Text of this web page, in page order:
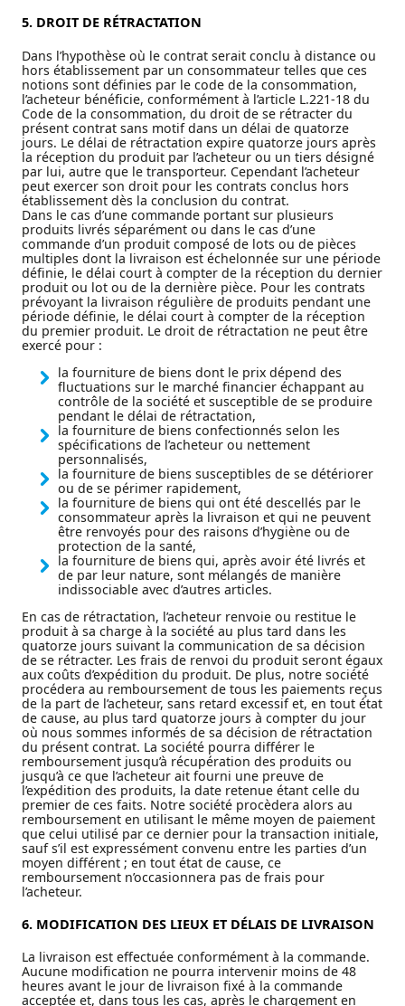
5. DROIT DE RÉTRACTATION
Dans l’hypothèse où le contrat serait conclu à distance ou
hors établissement par un consommateur telles que ces
notions sont définies par le code de la consommation,
l’acheteur bénéficie, conformément à l’article L.221-18 du
Code de la consommation, du droit de se rétracter du
présent contrat sans motif dans un délai de quatorze
jours. Le délai de rétractation expire quatorze jours après
la réception du produit par l’acheteur ou un tiers désigné
par lui, autre que le transporteur. Cependant l’acheteur
peut exercer son droit pour les contrats conclus hors
établissement dès la conclusion du contrat.
Dans le cas d’une commande portant sur plusieurs
produits livrés séparément ou dans le cas d’une
commande d’un produit composé de lots ou de pièces
multiples dont la livraison est échelonnée sur une période
définie, le délai court à compter de la réception du dernier
produit ou lot ou de la dernière pièce. Pour les contrats
prévoyant la livraison régulière de produits pendant une
période définie, le délai court à compter de la réception
du premier produit. Le droit de rétractation ne peut être
exercé pour :
la fourniture de biens dont le prix dépend des
fluctuations sur le marché financier échappant au
contrôle de la société et susceptible de se produire
pendant le délai de rétractation,
la fourniture de biens confectionnés selon les
spécifications de l’acheteur ou nettement
personnalisés,
la fourniture de biens susceptibles de se détériorer
ou de se périmer rapidement,
la fourniture de biens qui ont été descellés par le
consommateur après la livraison et qui ne peuvent
être renvoyés pour des raisons d’hygiène ou de
protection de la santé,
la fourniture de biens qui, après avoir été livrés et
de par leur nature, sont mélangés de manière
indissociable avec d’autres articles.
En cas de rétractation, l’acheteur renvoie ou restitue le
produit à sa charge à la société au plus tard dans les
quatorze jours suivant la communication de sa décision
de se rétracter. Les frais de renvoi du produit seront égaux
aux coûts d’expédition du produit. De plus, notre société
procédera au remboursement de tous les paiements reçus
de la part de l’acheteur, sans retard excessif et, en tout état
de cause, au plus tard quatorze jours à compter du jour
où nous sommes informés de sa décision de rétractation
du présent contrat. La société pourra différer le
remboursement jusqu’à récupération des produits ou
jusqu’à ce que l’acheteur ait fourni une preuve de
l’expédition des produits, la date retenue étant celle du
premier de ces faits. Notre société procèdera alors au
remboursement en utilisant le même moyen de paiement
que celui utilisé par ce dernier pour la transaction initiale,
sauf s’il est expressément convenu entre les parties d’un
moyen différent ; en tout état de cause, ce
remboursement n’occasionnera pas de frais pour
l’acheteur.
6. MODIFICATION DES LIEUX ET DÉLAIS DE LIVRAISON
La livraison est effectuée conformément à la commande.
Aucune modification ne pourra intervenir moins de 48
heures avant le jour de livraison fixé à la commande
acceptée et, dans tous les cas, après le chargement en